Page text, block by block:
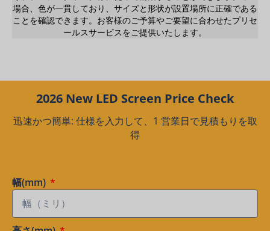
場合、色が一貫しており、サイズと形状が設置場所に正確である
ことを確認できます。お客様のご予算やご要望に合わせたプリセ
ールスサービスをご提供いたします。
2026 New LED Screen Price Check
迅速かつ簡単: 仕様を入力して、1 営業日で見積もりを取
得
幅(mm)